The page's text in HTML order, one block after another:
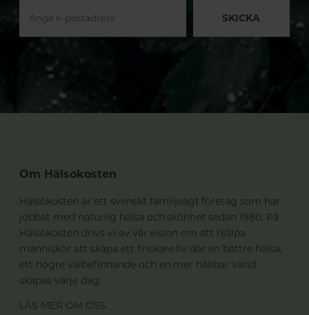
SKICKA
Om Hälsokosten
Hälsokosten är ett svenskt familjeägt företag som har
jobbat med naturlig hälsa och skönhet sedan 1980. På
Hälsokosten drivs vi av vår vision om att hjälpa
människor att skapa ett friskare liv där en bättre hälsa,
ett högre välbefinnande och en mer hållbar värld
skapas varje dag.
LÄS MER OM OSS